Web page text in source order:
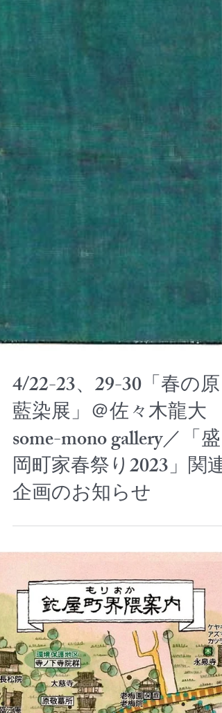
4/22-23、29-30「春の原
藍染展」＠佐々木龍大
some-mono gallery／「盛
岡町家春祭り2023」関連
企画のお知らせ